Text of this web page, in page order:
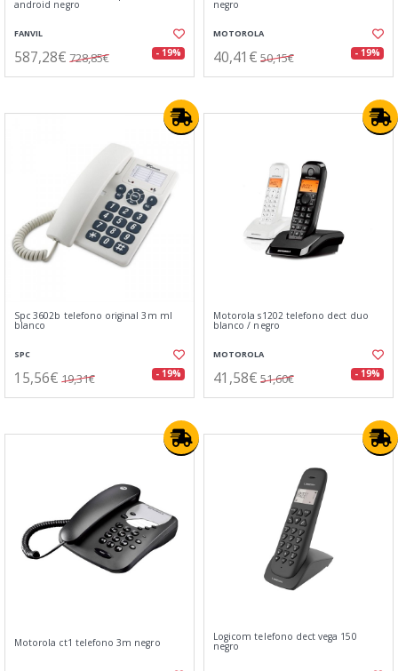
android negro
FANVIL
587,28€ 728,85€ - 19%
negro
MOTOROLA
40,41€ 50,15€ - 19%
Spc 3602b telefono original 3m ml
blanco
SPC
15,56€ 19,31€ - 19%
Motorola s1202 telefono dect duo
blanco / negro
MOTOROLA
41,58€ 51,60€ - 19%
Motorola ct1 telefono 3m negro Logicom telefono dect vega 150
negro